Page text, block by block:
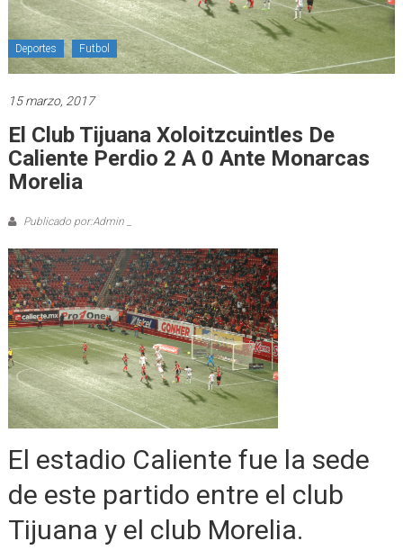
Deportes Futbol
15 marzo, 2017
El Club Tijuana Xoloitzcuintles De
Caliente Perdio 2 A 0 Ante Monarcas
Morelia
Publicado por:Admin _
El estadio Caliente fue la sede
de este partido entre el club
Tijuana y el club Morelia.